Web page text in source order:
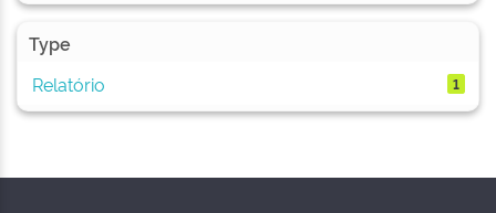
Type
Relatório
1